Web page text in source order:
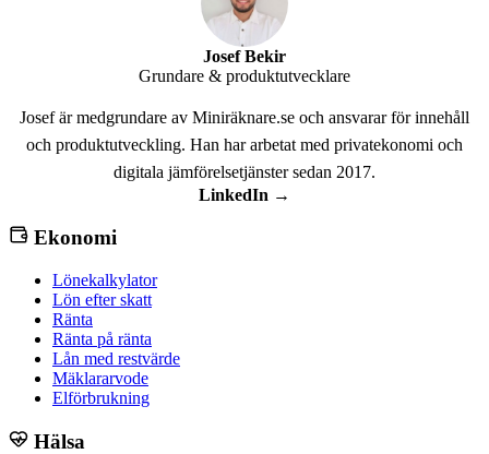
Josef Bekir
Grundare & produktutvecklare
Josef är medgrundare av Miniräknare.se och ansvarar för innehåll
och produktutveckling. Han har arbetat med privatekonomi och
digitala jämförelsetjänster sedan 2017.
LinkedIn →
Ekonomi
Lönekalkylator
Lön efter skatt
Ränta
Ränta på ränta
Lån med restvärde
Mäklararvode
Elförbrukning
Hälsa